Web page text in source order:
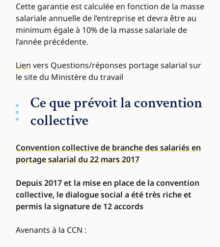
Cette garantie est calculée en fonction de la masse
salariale annuelle de l’entreprise et devra être au
minimum égale à 10% de la masse salariale de
l’année précédente.
Lien vers Questions/réponses portage salarial sur
le site du Ministère du travail
Ce que prévoit la convention
collective
Convention collective de branche des salariés en
portage salarial du 22 mars 2017
Depuis 2017 et la mise en place de la convention
collective, le dialogue social a été très riche et
permis la signature de 12 accords
Avenants à la CCN :